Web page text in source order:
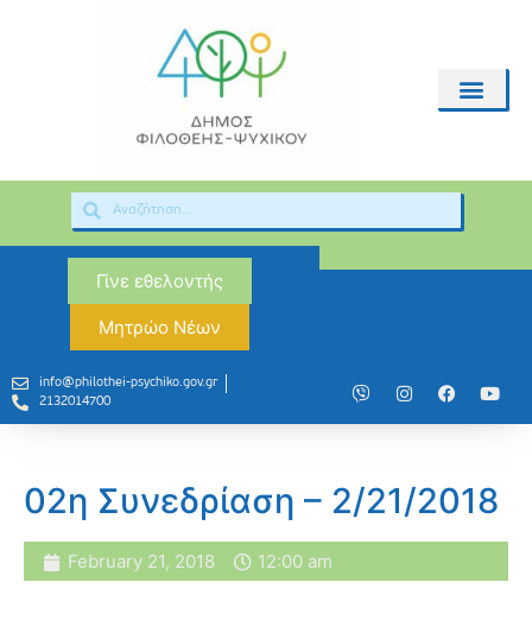
Γίνε εθελοντής
Μητρώο Νέων
info@philothei-psychiko.gov.gr
2132014700
02η Συνεδρίαση – 2/21/2018
February 21, 2018 12:00 am